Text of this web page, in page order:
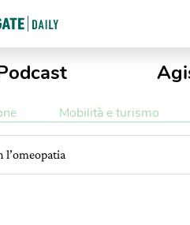
Mobilità e turismo
l’omeopatia